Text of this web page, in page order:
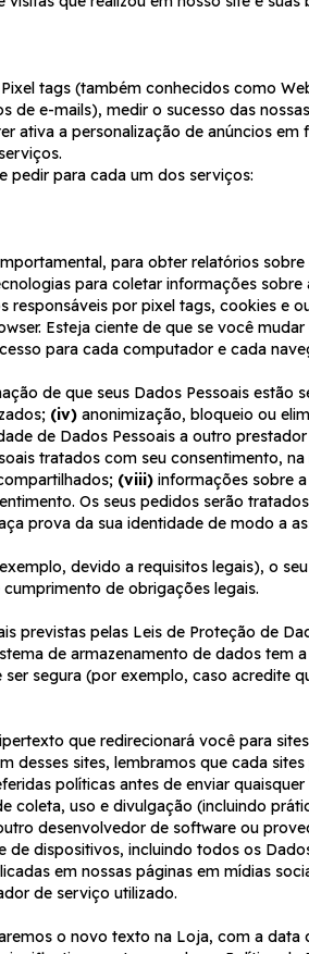
Pixel tags (também conhecidos como
de e-mails), medir o sucesso das
ativa a personalização de anúncios
pedir para cada um dos serviços:
para obter relatórios
para coletar informações
responsáveis por pixel tags, cookies e
Esteja ciente de que se você
para cada computador e cada
de que seus Dados Pessoais estão
(iv) anonimização, bloqueio ou
de Dados Pessoais a outro
tratados com seu consentimento,
(viii) informações sobre
Os seus pedidos serão
prova da sua identidade de modo a
devido a requisitos legais), o
de obrigações legais.
previstas pelas Leis de Proteção de
de armazenamento de dados tem
segura (por exemplo, caso acredite
que redirecionará você para
desses sites, lembramos que cada
políticas antes de enviar
coleta, uso e divulgação (incluindo
desenvolvedor de software ou
dispositivos, incluindo todos os
em nossas páginas em mídias
de serviço utilizado.
o novo texto na Loja, com a data